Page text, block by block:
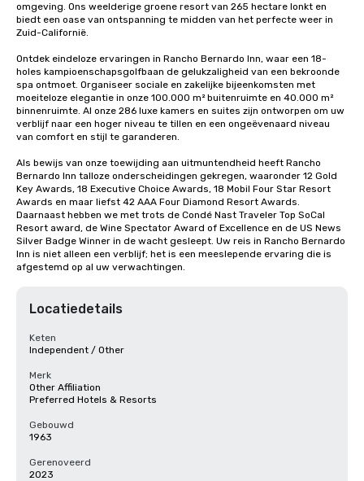
omgeving. Ons weelderige groene resort van 265 hectare lonkt en
biedt een oase van ontspanning te midden van het perfecte weer in
Zuid-Californië.
Ontdek eindeloze ervaringen in Rancho Bernardo Inn, waar een 18-
holes kampioenschapsgolfbaan de gelukzaligheid van een bekroonde
spa ontmoet. Organiseer sociale en zakelijke bijeenkomsten met
moeiteloze elegantie in onze 100.000 m² buitenruimte en 40.000 m²
binnenruimte. Al onze 286 luxe kamers en suites zijn ontworpen om uw
verblijf naar een hoger niveau te tillen en een ongeëvenaard niveau
van comfort en stijl te garanderen.
Als bewijs van onze toewijding aan uitmuntendheid heeft Rancho
Bernardo Inn talloze onderscheidingen gekregen, waaronder 12 Gold
Key Awards, 18 Executive Choice Awards, 18 Mobil Four Star Resort
Awards en maar liefst 42 AAA Four Diamond Resort Awards.
Daarnaast hebben we met trots de Condé Nast Traveler Top SoCal
Resort award, de Wine Spectator Award of Excellence en de US News
Silver Badge Winner in de wacht gesleept. Uw reis in Rancho Bernardo
Inn is niet alleen een verblijf; het is een meeslepende ervaring die is
afgestemd op al uw verwachtingen.
Locatiedetails
Keten
Independent / Other
Merk
Other Affiliation
Preferred Hotels & Resorts
Gebouwd
1963
Gerenoveerd
2023